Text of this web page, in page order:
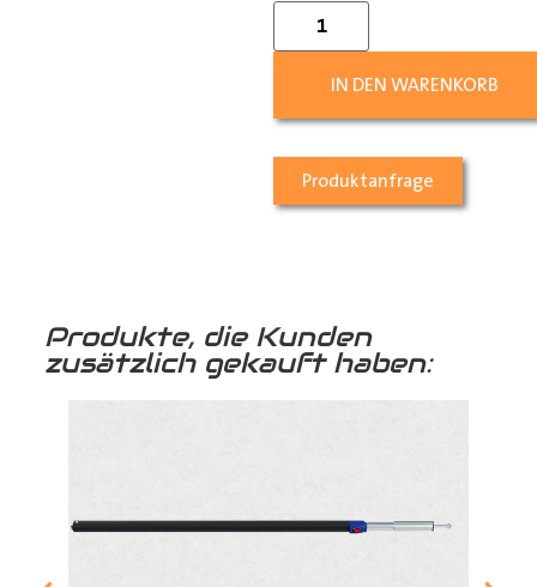
IN DEN WARENKORB
Produktanfrage
Produkte, die Kunden
zusätzlich gekauft haben: